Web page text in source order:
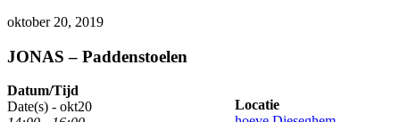
oktober 20, 2019
JONAS – Paddenstoelen
Locatie
Datum/Tijd
Date(s) - okt20